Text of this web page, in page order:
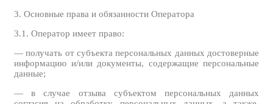
3. Основные права и обязанности Оператора
3.1. Оператор имеет право:
— получать от субъекта персональных данных достоверные
информацию и/или документы, содержащие персональные
данные;
— в случае отзыва субъектом персональных данных